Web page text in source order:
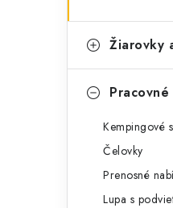
Žiarovky
Kempingové
Čelovky
Prenosné
Lupa s